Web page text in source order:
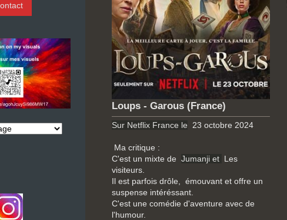
Loups - Garous (France)
Sur Netflix France le 23 octobre 2024
Ma critique :
C'est un mixte deJumanji et Les
visiteurs.
Il est parfois drôle, émouvant et offre un
suspense intéréssant.
C'est une comédie d'aventure avec de
l'humour.